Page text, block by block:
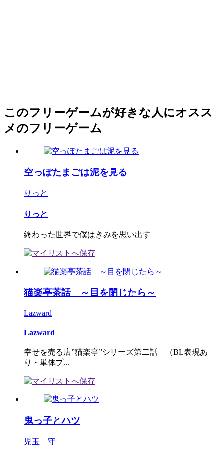
このフリーゲームが好きな人にオスス
メのフリーゲーム
空っぽたまごは泥を見る
りっと
りっと
終わった世界で僕はきみを思い出す
猫楽亭茶話 ～目を閉じたら～
Lazward
Lazward
幸せを売る店”猫楽亭”シリーズ第二話 （BL表現あ
り・単体プ...
鬼っ子とハツ
児玉 守